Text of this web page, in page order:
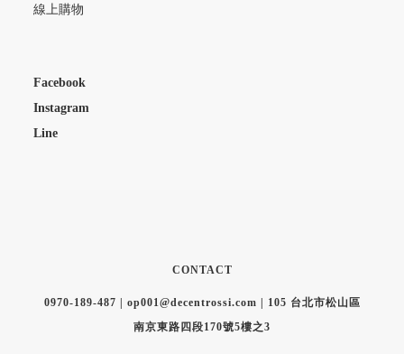
線上購物
Facebook
Instagram
Line
CONTACT
0970-189-487 | op001@decentrossi.com | 105 台北市松山區
南京東路四段170號5樓之3